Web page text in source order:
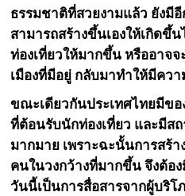
ธรรมชาติที่สวยงามแล้ว ยังมี
สามารถสร้างขึ้นเองให้เกิดขึ้
ท่องเที่ยวให้มากขึ้น หรืออาจ
เมืองที่มีอยู่ กลับมาทำให้มีคว
ขณะเดียวกันประเทศไทยมีขอ
ที่ต้อนรับนักท่องเที่ยว และมีส
มากมาย เพราะฉะนั้นการสร้
คนในวงกว้างที่มากขึ้น จึงต้อ
วันนี้เป็นการสื่อสารจากผู้บริโ